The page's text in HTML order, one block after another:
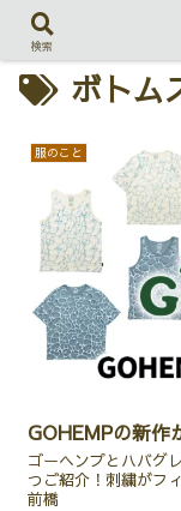
ボトム
服のこと
GOHEMPの新作
ゴーヘンプとハバグ
つご紹介！刺繍がフ
前橋
検索